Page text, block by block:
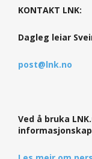
KONTAKT LNK:
Dagleg leiar
post@lnk.no
Ved å bruka